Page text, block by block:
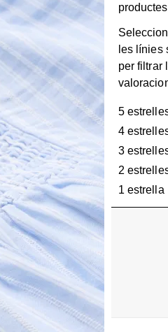
les línies
per filtrar
5
4
3
2
1 estrella